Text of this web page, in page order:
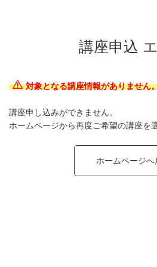
講座申込
対象となる講座情報がありません
講座申し込みができません。
ホームページから再度ご希望の講座を
ホームページへ